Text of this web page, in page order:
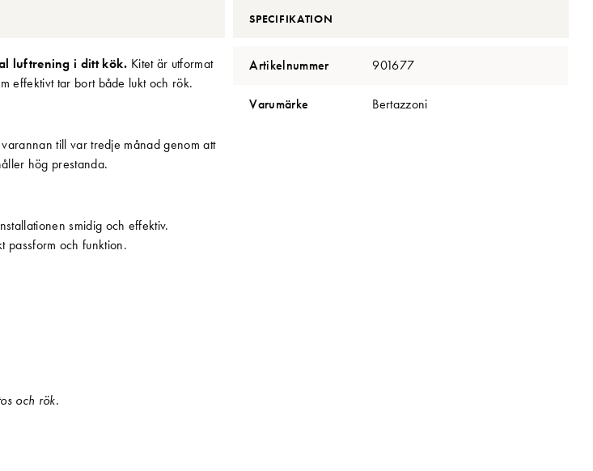
luftrening i ditt kök. Kitet är utformat
effektivt tar bort både lukt och rök.
till var tredje månad genom att
hög prestanda.
smidig och effektiv.
passform och funktion.
och rök.
SPECIFIKATION
Artikelnummer 901677
Varumärke Bertazzoni